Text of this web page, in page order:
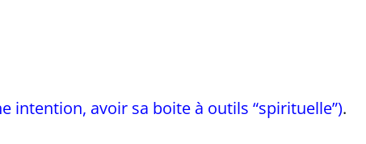
intention, avoir sa boite à outils “spirituelle”).